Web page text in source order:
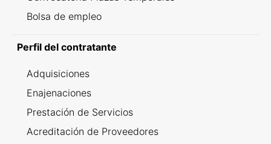
Bolsa de empleo
Perfil del contratante
Adquisiciones
Enajenaciones
Prestación de Servicios
Acreditación de Proveedores